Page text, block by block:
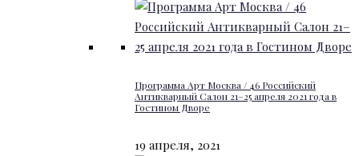
Программа Арт Москва / 46 Российский
Антикварный Салон 21–25 апреля 2021 года в
Гостином Дворе
19 апреля, 2021